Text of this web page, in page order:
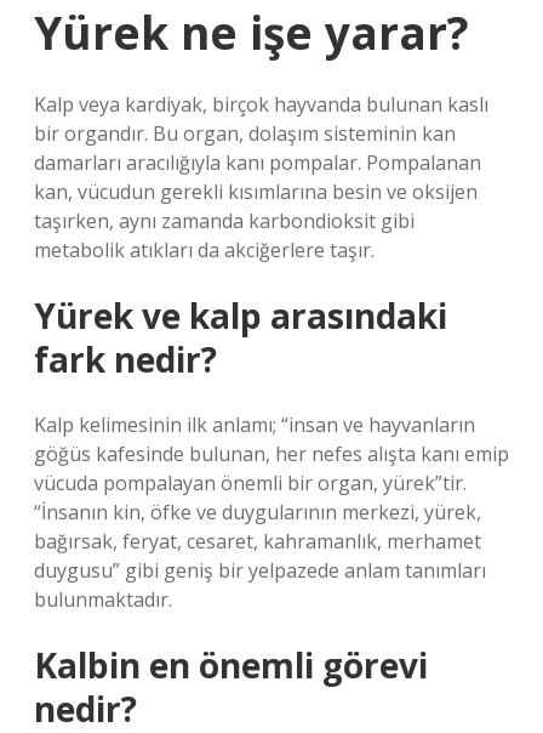
Yürek ne işe yarar?
Kalp veya kardiyak, birçok hayvanda bulunan kaslı
bir organdır. Bu organ, dolaşım sisteminin kan
damarları aracılığıyla kanı pompalar. Pompalanan
kan, vücudun gerekli kısımlarına besin ve oksijen
taşırken, aynı zamanda karbondioksit gibi
metabolik atıkları da akciğerlere taşır.
Yürek ve kalp arasındaki
fark nedir?
Kalp kelimesinin ilk anlamı; “insan ve hayvanların
göğüs kafesinde bulunan, her nefes alışta kanı emip
vücuda pompalayan önemli bir organ, yürek”tir.
“İnsanın kin, öfke ve duygularının merkezi, yürek,
bağırsak, feryat, cesaret, kahramanlık, merhamet
duygusu” gibi geniş bir yelpazede anlam tanımları
bulunmaktadır.
Kalbin en önemli görevi
nedir?